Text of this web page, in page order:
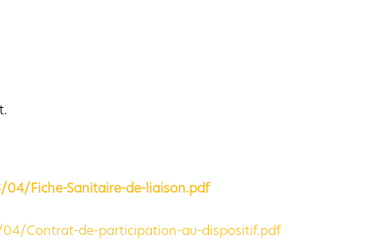
Fiche-Sanitaire-de-liaison.pdf
Contrat-de-participation-au-dispositif.pdf